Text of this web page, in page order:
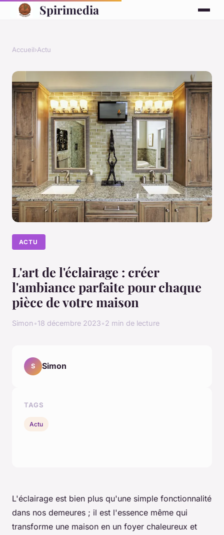
Spirimedia
Accueil›Actu
ACTU
L'art de l'éclairage : créer
l'ambiance parfaite pour chaque
pièce de votre maison
Simon•18 décembre 2023•2 min de lecture
L'éclairage est bien plus qu'une simple fonctionnalité
dans nos demeures ; il est l'essence même qui
transforme une maison en un foyer chaleureux et
S Simon
TAGS
Actu